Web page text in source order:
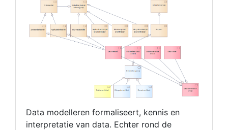
Data modelleren formaliseert, kennis en
interpretatie van data. Echter rond de